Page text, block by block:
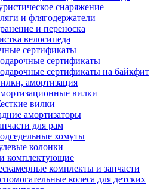
снаряжение
и флягодержатели
и переноска
велосипеда
сертификаты
сертификаты
сертификаты на байкфит
амортизация
вилки
вилки
амортизаторы
для рам
хомуты
колонки
комплектующие
комплекты и запчасти
колеса для детских